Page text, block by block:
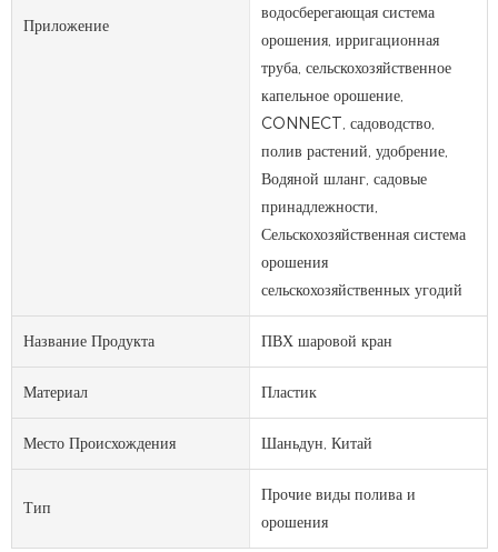
Приложение
водосберегающая система
орошения, ирригационная
труба, сельскохозяйственное
капельное орошение,
CONNECT, садоводство,
полив растений, удобрение,
Водяной шланг, садовые
принадлежности,
Сельскохозяйственная система
орошения
сельскохозяйственных угодий
Название Продукта ПВХ шаровой кран
Материал Пластик
Место Происхождения Шаньдун, Китай
Тип
Прочие виды полива и
орошения